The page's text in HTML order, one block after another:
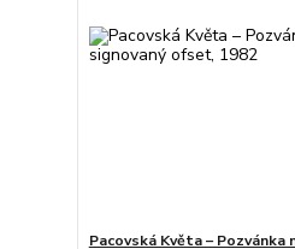
Pacovská Květa – Pozvánka